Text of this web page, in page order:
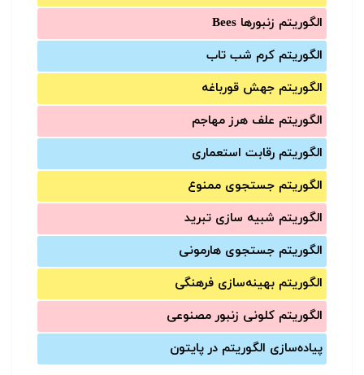
الگوریتم زنبورها Bees
الگوریتم کرم شب تاب
الگوریتم جهش قورباغه
الگوریتم علف هرز مهاجم
الگوریتم رقابت استعماری
الگوریتم جستجوی ممنوع
الگوریتم شبیه سازی تبرید
الگوریتم جستجوی هارمونی
الگوریتم بهینه‌سازی فرهنگی
الگوریتم کلونی زنبور مصنوعی
پیاده‌سازی الگوریتم در پایتون